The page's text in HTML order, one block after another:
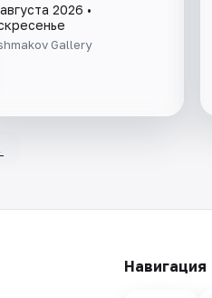
2026 •
Gallery
Навигация